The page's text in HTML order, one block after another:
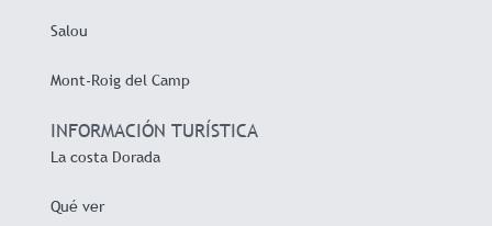
Salou
Mont-Roig del Camp
INFORMACIÓN TURÍSTICA
La costa Dorada
Qué ver